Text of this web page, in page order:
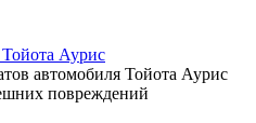
Тойота Аурис
автомобиля Тойота Аурис
повреждений